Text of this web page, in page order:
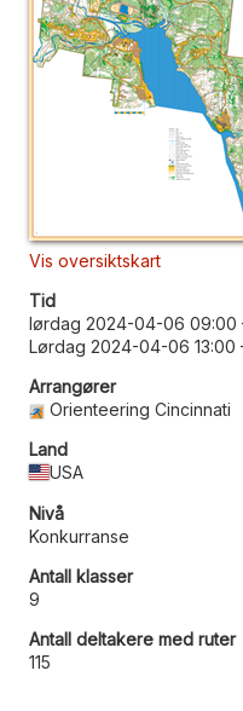
Vis oversiktskart
Tid
lørdag 2024-04-06 09:00
Lørdag 2024-04-06 13:00
Arrangører
Orienteering Cincinnati
Land
USA
Nivå
Konkurranse
Antall klasser
9
Antall deltakere med ruter
115